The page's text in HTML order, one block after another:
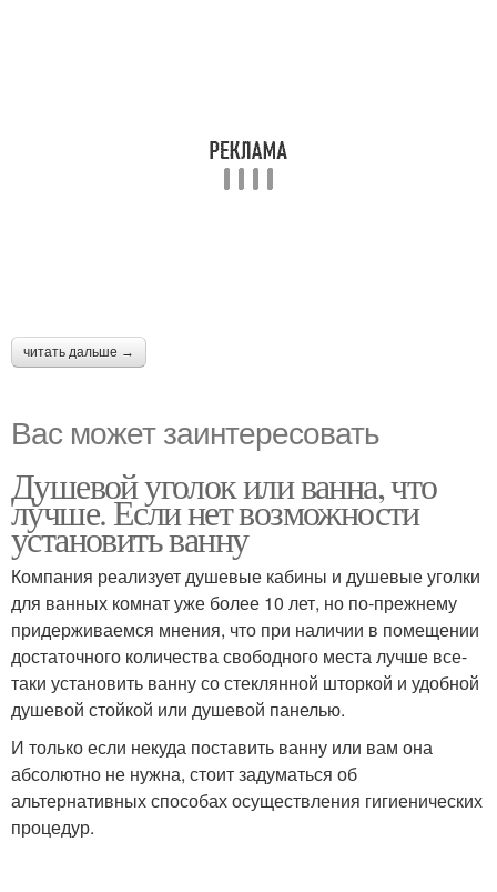
читать дальше →
Вас может заинтересовать
Душевой уголок или ванна, что
лучше. Если нет возможности
установить ванну
Компания реализует душевые кабины и душевые уголки
для ванных комнат уже более 10 лет, но по-прежнему
придерживаемся мнения, что при наличии в помещении
достаточного количества свободного места лучше все-
таки установить ванну со стеклянной шторкой и удобной
душевой стойкой или душевой панелью.
И только если некуда поставить ванну или вам она
абсолютно не нужна, стоит задуматься об
альтернативных способах осуществления гигиенических
процедур.